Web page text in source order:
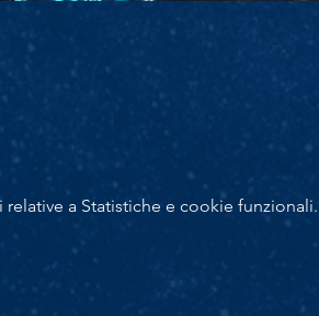
a Statistiche e cookie funzionali.